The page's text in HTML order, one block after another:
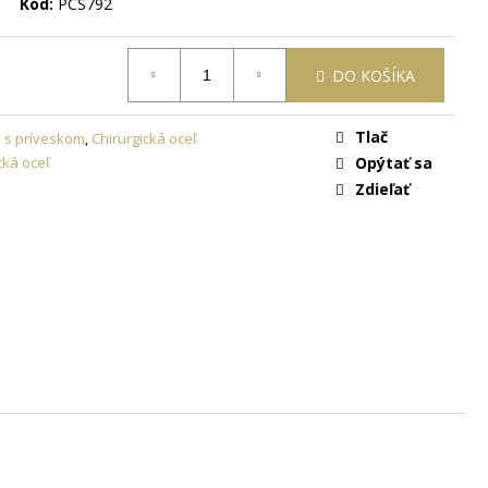
DO KOŠÍKA
s príveskom Chirurgická oceľ
oceľ
Tlač
Opýtať sa
Zdieľať